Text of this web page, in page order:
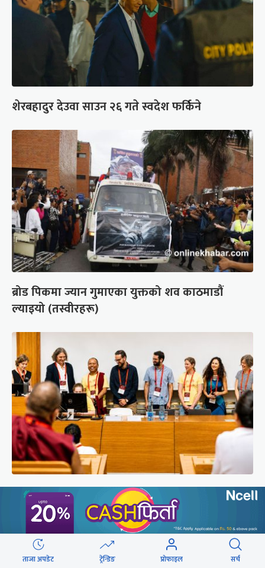
शेरबहादुर देउवा साउन २६ गते स्वदेश फर्किने
ब्रोड पिकमा ज्यान गुमाएका युक्तको शव काठमाडौं
ल्याइयो (तस्वीरहरू)
सुरक्षा रिपोर्ट : प्राज्ञिक आवरणमा तिब्बत पक्षीय भाष्य
निर्माणको योजना
ताजा अपडेट ट्रेन्डिङ प्रोफाइल सर्च